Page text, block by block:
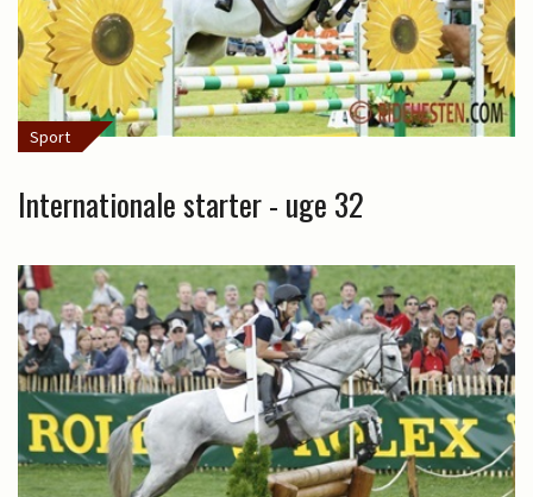
Sport
Internationale starter - uge 32